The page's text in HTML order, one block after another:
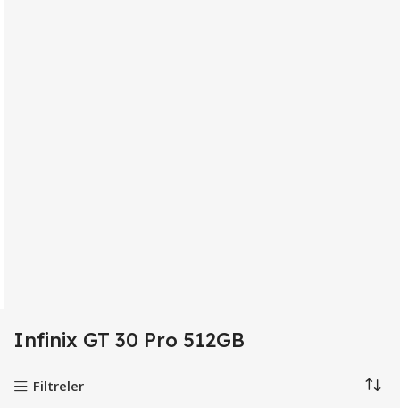
Infinix GT 30 Pro 512GB
Filtreler